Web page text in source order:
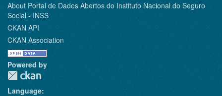
About Portal de Dados Abertos do Instituto Nacional do Seguro
Social - INSS
CKAN API
CKAN Association
Powered by
Language